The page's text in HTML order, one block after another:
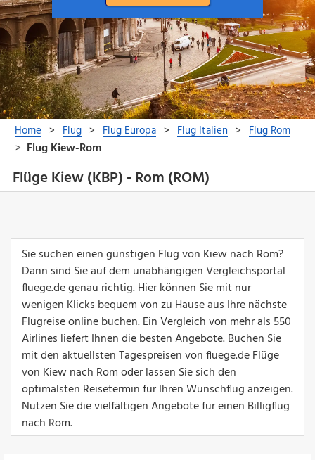
Flüge Kiew (KBP) - Rom (ROM)
Sie suchen einen günstigen Flug von Kiew nach Rom?
Dann sind Sie auf dem unabhängigen Vergleichsportal
fluege.de genau richtig. Hier können Sie mit nur
wenigen Klicks bequem von zu Hause aus Ihre nächste
Flugreise online buchen. Ein Vergleich von mehr als 550
Airlines liefert Ihnen die besten Angebote. Buchen Sie
mit den aktuellsten Tagespreisen von fluege.de Flüge
von Kiew nach Rom oder lassen Sie sich den
optimalsten Reisetermin für Ihren Wunschflug anzeigen.
Nutzen Sie die vielfältigen Angebote für einen Billigflug
nach Rom.